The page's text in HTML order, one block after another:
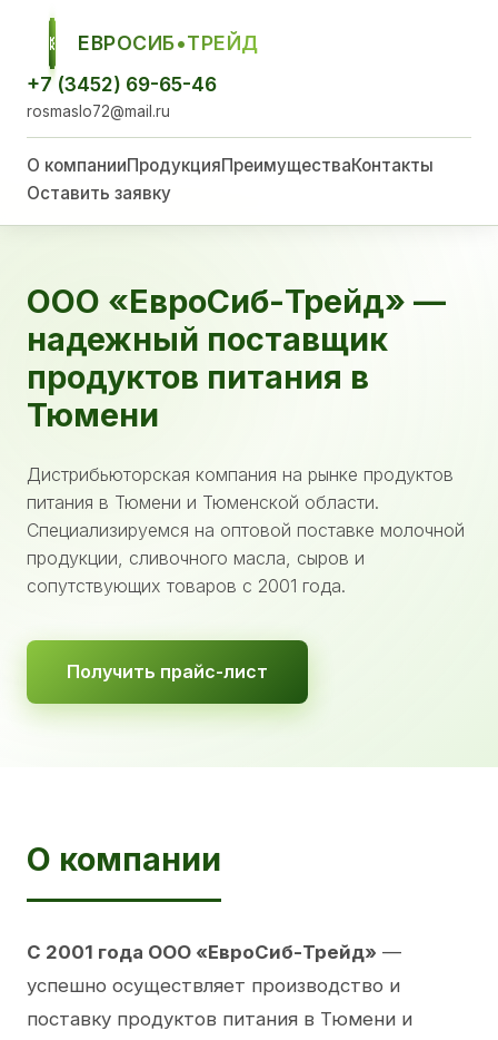
ЕСТ
ЕВРОСИБ•ТРЕЙД
+7 (3452) 69-65-46
rosmaslo72@mail.ru
О компанииПродукцияПреимуществаКонтакты
Оставить заявку
ООО «ЕвроСиб-Трейд» —
надежный поставщик
продуктов питания в
Тюмени
Дистрибьюторская компания на рынке продуктов
питания в Тюмени и Тюменской области.
Специализируемся на оптовой поставке молочной
продукции, сливочного масла, сыров и
сопутствующих товаров с 2001 года.
Получить прайс-лист
О компании
С 2001 года ООО «ЕвроСиб-Трейд» —
успешно осуществляет производство и
поставку продуктов питания в Тюмени и